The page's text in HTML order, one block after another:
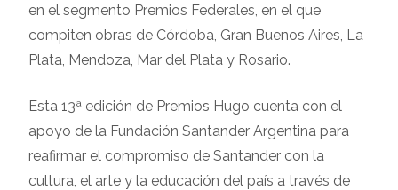
en el segmento Premios Federales, en el que
compiten obras de Córdoba, Gran Buenos Aires, La
Plata, Mendoza, Mar del Plata y Rosario.
Esta 13ª edición de Premios Hugo cuenta con el
apoyo de la Fundación Santander Argentina para
reafirmar el compromiso de Santander con la
cultura, el arte y la educación del país a través de